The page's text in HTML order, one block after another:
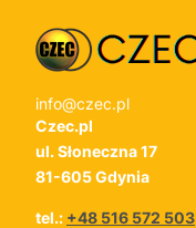
info@czec.pl
Czec.pl
ul. Słoneczna 17
81-605 Gdynia
tel.: +48 516 572 503